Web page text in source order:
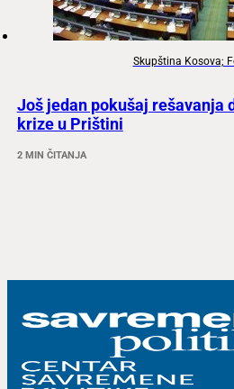
Skupština Kosova;
Još jedan pokušaj rešavanja
krize u Prištini
2 MIN ČITANJA